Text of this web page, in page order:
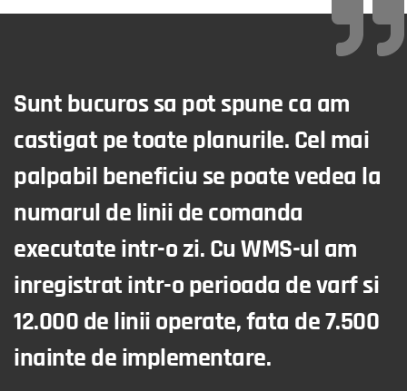
Sunt bucuros sa pot spune ca am
castigat pe toate planurile. Cel mai
palpabil beneficiu se poate vedea la
numarul de linii de comanda
executate intr-o zi. Cu WMS-ul am
inregistrat intr-o perioada de varf si
12.000 de linii operate, fata de 7.500
inainte de implementare.